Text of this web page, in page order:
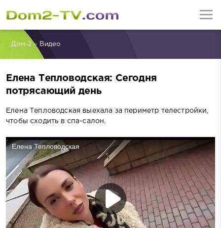
Дом-2» Видео
Елена Тепловодская: Сегодня
потрясающий день
Елена Тепловодская выехала за периметр телестройки,
чтобы сходить в спа-салон.